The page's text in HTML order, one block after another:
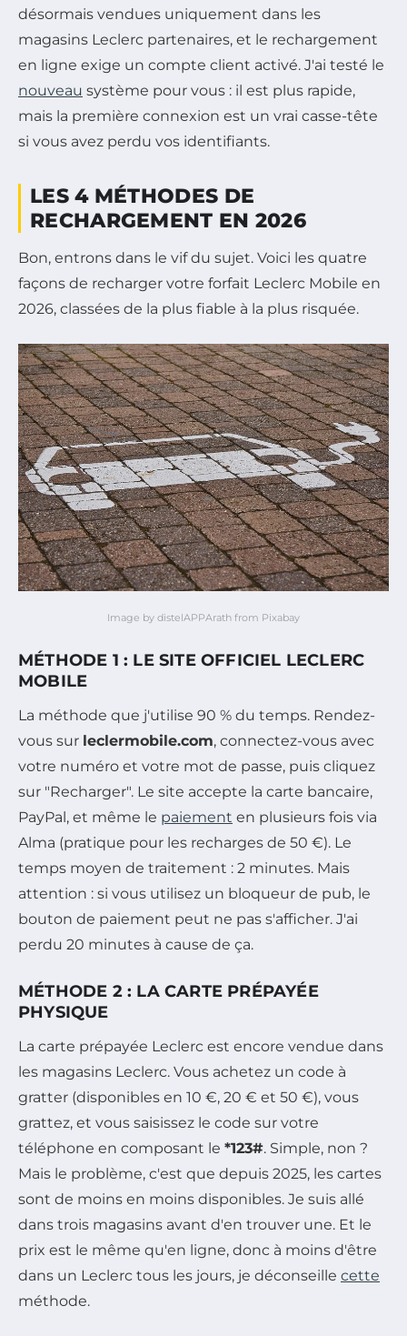
désormais vendues uniquement dans les
magasins Leclerc partenaires, et le rechargement
en ligne exige un compte client activé. J'ai testé le
nouveau système pour vous : il est plus rapide,
mais la première connexion est un vrai casse-tête
si vous avez perdu vos identifiants.
LES 4 MÉTHODES DE
RECHARGEMENT EN 2026
Bon, entrons dans le vif du sujet. Voici les quatre
façons de recharger votre forfait Leclerc Mobile en
2026, classées de la plus fiable à la plus risquée.
Image by distelAPPArath from Pixabay
MÉTHODE 1 : LE SITE OFFICIEL LECLERC
MOBILE
La méthode que j'utilise 90 % du temps. Rendez-
vous sur leclermobile.com, connectez-vous avec
votre numéro et votre mot de passe, puis cliquez
sur "Recharger". Le site accepte la carte bancaire,
PayPal, et même le paiement en plusieurs fois via
Alma (pratique pour les recharges de 50 €). Le
temps moyen de traitement : 2 minutes. Mais
attention : si vous utilisez un bloqueur de pub, le
bouton de paiement peut ne pas s'afficher. J'ai
perdu 20 minutes à cause de ça.
MÉTHODE 2 : LA CARTE PRÉPAYÉE
PHYSIQUE
La carte prépayée Leclerc est encore vendue dans
les magasins Leclerc. Vous achetez un code à
gratter (disponibles en 10 €, 20 € et 50 €), vous
grattez, et vous saisissez le code sur votre
téléphone en composant le *123#. Simple, non ?
Mais le problème, c'est que depuis 2025, les cartes
sont de moins en moins disponibles. Je suis allé
dans trois magasins avant d'en trouver une. Et le
prix est le même qu'en ligne, donc à moins d'être
dans un Leclerc tous les jours, je déconseille cette
méthode.